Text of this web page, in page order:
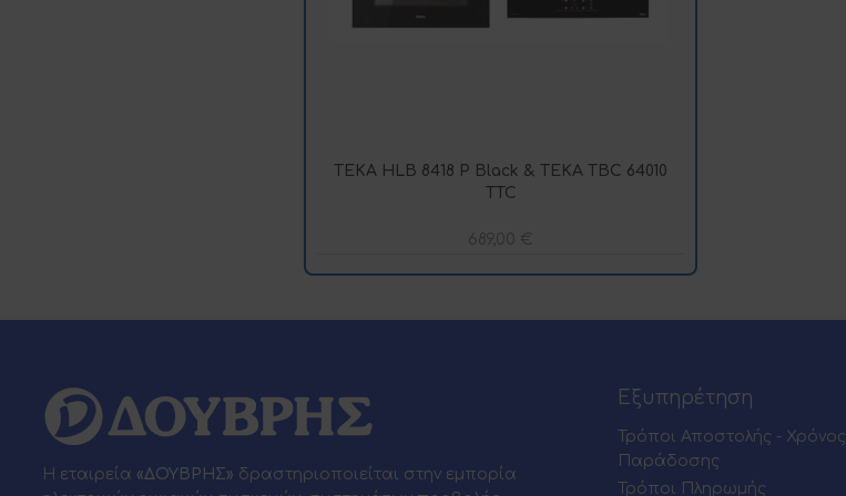
TEKA HLB 8418 P Black & TEKA TBC 64010
TTC
689,00 €
Η εταιρεία «ΔΟΥΒΡΗΣ» δραστηριοποιείται στην εμπορία
Εξυπηρέτηση
Τρόποι Αποστολής - Χρόνος
Παράδοσης
Τρόποι Πληρωμής